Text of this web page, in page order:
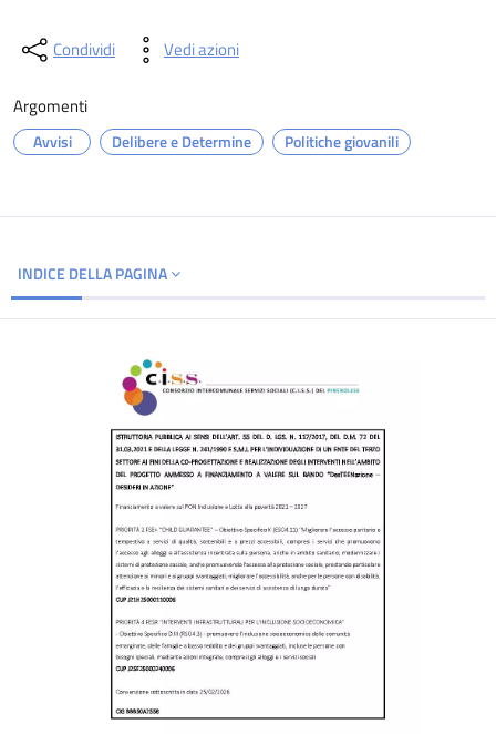
Condividi Vedi azioni
Argomenti
Avvisi Delibere e Determine Politiche giovanili
INDICE DELLA PAGINA